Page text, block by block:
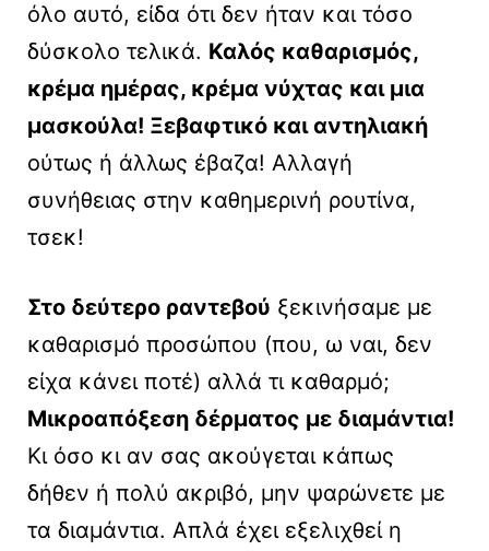
όλο αυτό, είδα ότι δεν ήταν και τόσο
δύσκολο τελικά. Καλός καθαρισμός,
κρέμα ημέρας, κρέμα νύχτας και μια
μασκούλα! Ξεβαφτικό και αντηλιακή
ούτως ή άλλως έβαζα! Αλλαγή
συνήθειας στην καθημερινή ρουτίνα,
τσεκ!
Στο δεύτερο ραντεβού ξεκινήσαμε με
καθαρισμό προσώπου (που, ω ναι, δεν
είχα κάνει ποτέ) αλλά τι καθαρμό;
Μικροαπόξεση δέρματος με διαμάντια!
Κι όσο κι αν σας ακούγεται κάπως
δήθεν ή πολύ ακριβό, μην ψαρώνετε με
τα διαμάντια. Απλά έχει εξελιχθεί η